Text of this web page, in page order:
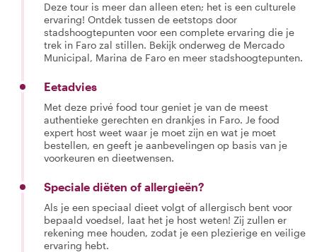
Deze tour is meer dan alleen eten; het is een culturele
ervaring! Ontdek tussen de eetstops door
stadshoogtepunten voor een complete ervaring die je
trek in Faro zal stillen. Bekijk onderweg de Mercado
Municipal, Marina de Faro en meer stadshoogtepunten.
Eetadvies
Met deze privé food tour geniet je van de meest
authentieke gerechten en drankjes in Faro. Je food
expert host weet waar je moet zijn en wat je moet
bestellen, en geeft je aanbevelingen op basis van je
voorkeuren en dieetwensen.
Speciale diëten of allergieën?
Als je een speciaal dieet volgt of allergisch bent voor
bepaald voedsel, laat het je host weten! Zij zullen er
rekening mee houden, zodat je een plezierige en veilige
ervaring hebt.